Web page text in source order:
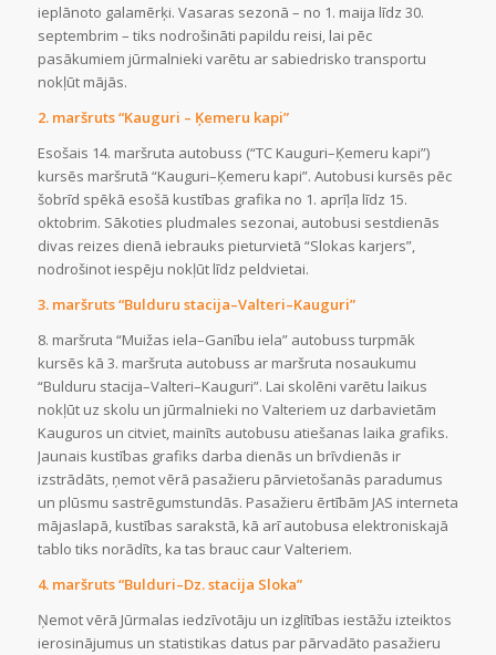
ieplānoto galamērķi. Vasaras sezonā – no 1. maija līdz 30.
septembrim – tiks nodrošināti papildu reisi, lai pēc
pasākumiem jūrmalnieki varētu ar sabiedrisko transportu
nokļūt mājās.
2. maršruts “Kauguri – Ķemeru kapi”
Esošais 14. maršruta autobuss (“TC Kauguri–Ķemeru kapi”)
kursēs maršrutā “Kauguri–Ķemeru kapi”. Autobusi kursēs pēc
šobrīd spēkā esošā kustības grafika no 1. aprīļa līdz 15.
oktobrim. Sākoties pludmales sezonai, autobusi sestdienās
divas reizes dienā iebrauks pieturvietā “Slokas karjers”,
nodrošinot iespēju nokļūt līdz peldvietai.
3. maršruts “Bulduru stacija–Valteri–Kauguri”
8. maršruta “Muižas iela–Ganību iela” autobuss turpmāk
kursēs kā 3. maršruta autobuss ar maršruta nosaukumu
“Bulduru stacija–Valteri–Kauguri”. Lai skolēni varētu laikus
nokļūt uz skolu un jūrmalnieki no Valteriem uz darbavietām
Kauguros un citviet, mainīts autobusu atiešanas laika grafiks.
Jaunais kustības grafiks darba dienās un brīvdienās ir
izstrādāts, ņemot vērā pasažieru pārvietošanās paradumus
un plūsmu sastrēgumstundās. Pasažieru ērtībām JAS interneta
mājaslapā, kustības sarakstā, kā arī autobusa elektroniskajā
tablo tiks norādīts, ka tas brauc caur Valteriem.
4. maršruts “Bulduri–Dz. stacija Sloka”
Ņemot vērā Jūrmalas iedzīvotāju un izglītības iestāžu izteiktos
ierosinājumus un statistikas datus par pārvadāto pasažieru